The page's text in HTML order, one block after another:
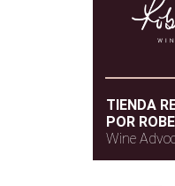
TIENDA
POR
Wine